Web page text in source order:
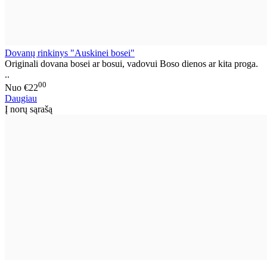
Dovanų rinkinys "Auskinei bosei"
Originali dovana bosei ar bosui, vadovui Boso dienos ar kita proga.
..
Nuo €2200
Daugiau
Į norų sąrašą